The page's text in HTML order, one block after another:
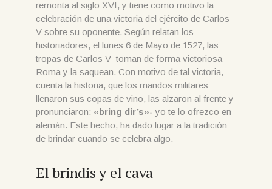
remonta al siglo XVI, y tiene como motivo la
celebración de una victoria del ejército de Carlos
V sobre su oponente. Según relatan los
historiadores, el lunes 6 de Mayo de 1527, las
tropas de Carlos V toman de forma victoriosa
Roma y la saquean. Con motivo de tal victoria,
cuenta la historia, que los mandos militares
llenaron sus copas de vino, las alzaron al frente y
pronunciaron: «bring dir’s»- yo te lo ofrezco en
alemán. Este hecho, ha dado lugar a la tradición
de brindar cuando se celebra algo.
El brindis y el cava